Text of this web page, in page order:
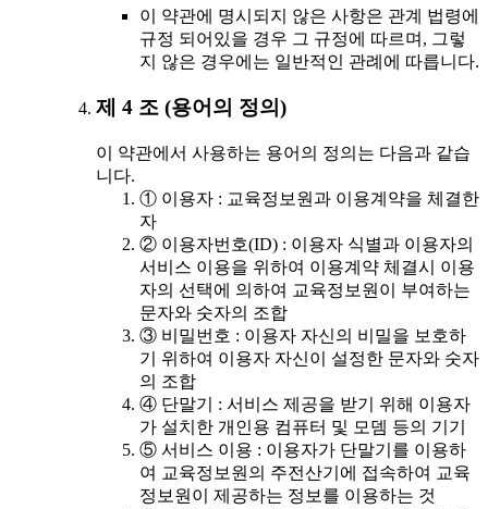
이 약관에 명시되지 않은 사항은 관계 법령에
규정 되어있을 경우 그 규정에 따르며, 그렇
지 않은 경우에는 일반적인 관례에 따릅니다.
제 4 조 (용어의 정의)
이 약관에서 사용하는 용어의 정의는 다음과 같습
니다.
① 이용자 : 교육정보원과 이용계약을 체결한
자
② 이용자번호(ID) : 이용자 식별과 이용자의
서비스 이용을 위하여 이용계약 체결시 이용
자의 선택에 의하여 교육정보원이 부여하는
문자와 숫자의 조합
③ 비밀번호 : 이용자 자신의 비밀을 보호하
기 위하여 이용자 자신이 설정한 문자와 숫자
의 조합
④ 단말기 : 서비스 제공을 받기 위해 이용자
가 설치한 개인용 컴퓨터 및 모뎀 등의 기기
⑤ 서비스 이용 : 이용자가 단말기를 이용하
여 교육정보원의 주전산기에 접속하여 교육
정보원이 제공하는 정보를 이용하는 것